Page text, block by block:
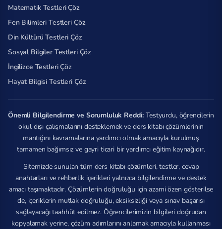
Matematik Testleri Çöz
Fen Bilimleri Testleri Çöz
Din Kültürü Testleri Çöz
Sosyal Bilgiler Testleri Çöz
İngilizce Testleri Çöz
Hayat Bilgisi Testleri Çöz
Önemli Bilgilendirme ve Sorumluluk Reddi: Testyurdu, öğrencilerin
okul dışı çalışmalarını desteklemek ve ders kitabı çözümlerinin
mantığını kavramalarına yardımcı olmak amacıyla kurulmuş
tamamen bağımsız ve gayri ticari bir yardımcı eğitim kaynağıdır.
Sitemizde sunulan tüm ders kitabı çözümleri, testler, cevap
anahtarları ve rehberlik içerikleri yalnızca bilgilendirme ve destek
amacı taşımaktadır. Çözümlerin doğruluğu için azami özen gösterilse
de, içeriklerin mutlak doğruluğu, eksiksizliği veya sınav başarısı
sağlayacağı taahhüt edilmez. Öğrencilerimizin bilgileri doğrudan
kopyalamak yerine, çözüm adımlarını anlamak amacıyla kullanması